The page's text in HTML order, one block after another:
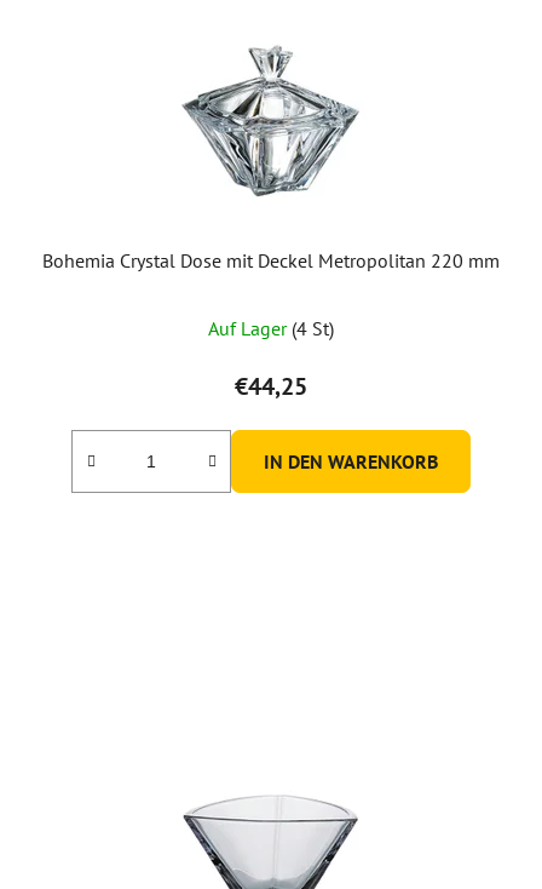
Bohemia Crystal Dose mit Deckel Metropolitan 220 mm
Auf Lager (4 St)
€44,25
IN DEN WARENKORB